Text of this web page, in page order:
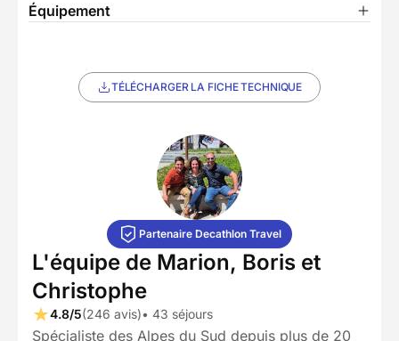
Équipement
TÉLÉCHARGER LA FICHE TECHNIQUE
Partenaire Decathlon Travel
L'équipe de Marion, Boris et
Christophe
4.8/5(246 avis)• 43 séjours
Spécialiste des Alpes du Sud depuis plus de 20